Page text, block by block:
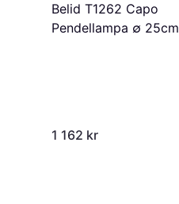
Belid T1262 Capo
Pendellampa ∅ 25cm
1 162 kr